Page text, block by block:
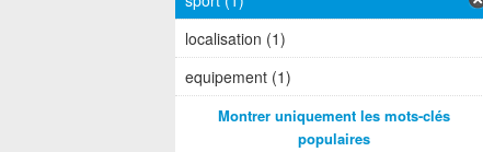
localisation (1)
equipement (1)
Montrer uniquement les mots-clés
populaires